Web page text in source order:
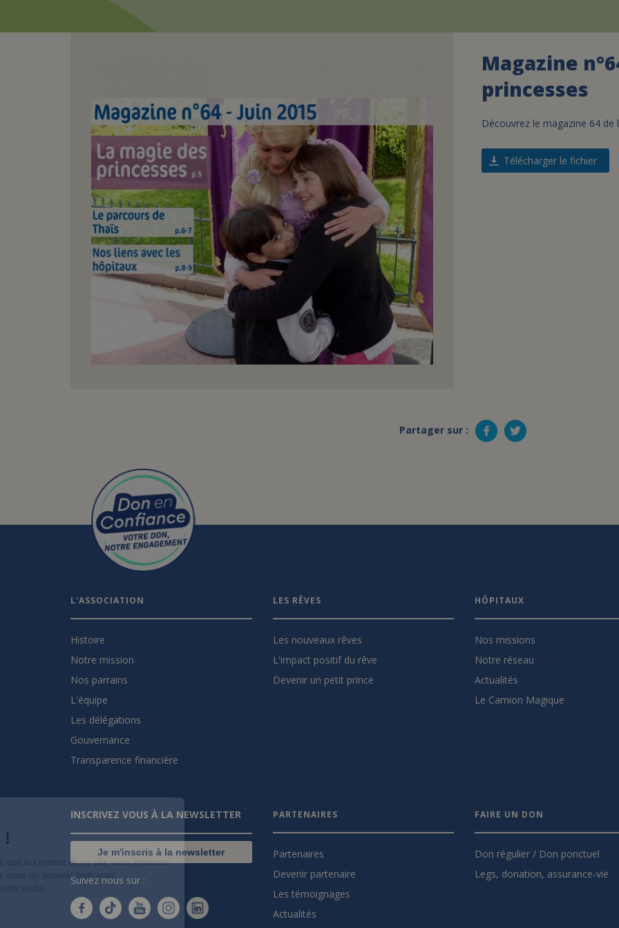
les Cookies !
On a attendu d'être sûrs que le contenu de
ce site vous intéresse avant de vous
déranger, mais on aimerait bien vous
C'est OK pour vous ?
Magazine
princesses
Découvrez le magazine 64
Télécharger le fichier
Partager sur :
L'ASSOCIATION
Histoire
Notre mission
Nos parrains
L'équipe
Les délégations
Gouvernance
Transparence financière
LES RÊVES
Les nouveaux rêves
L'impact positif du rêve
Devenir un petit prince
HÔPITAUX
Nos missions
Notre réseau
Actualités
Le Camion Magique
INSCRIVEZ VOUS À LA NEWSLETTER
Je m'inscris à la newsletter
Suivez nous sur :
PARTENAIRES
Partenaires
Devenir partenaire
Les témoignages
Actualités
FAIRE UN DON
Don régulier / Don ponctuel
Legs, donation, assurance-vie